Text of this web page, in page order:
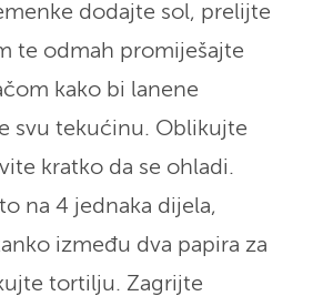
dodajte sol, prelijte
te odmah promiješajte
kako bi lanene
svu tekućinu. Oblikujte
kratko da se ohladi.
na 4 jednaka dijela,
između dva papira za
tortilju. Zagrijte